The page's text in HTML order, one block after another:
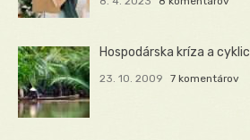
Hospodárska kríza a
23. 10. 2009 7 komentárov